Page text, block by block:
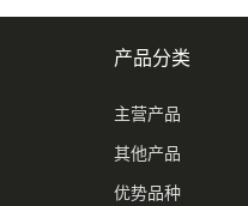
产品分类
主营产品
其他产品
优势品种